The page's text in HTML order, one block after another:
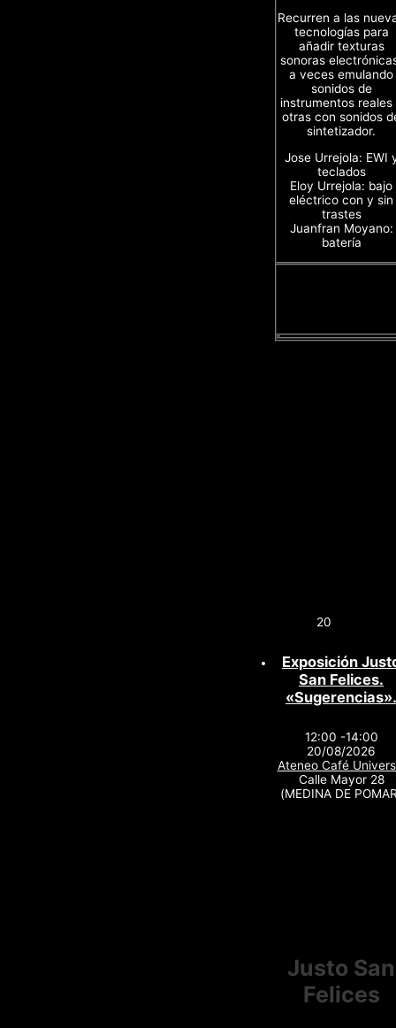
Recurren a las
tecnologías para
añadir texturas
sonoras
a veces emulando
sonidos de
instrumentos reales
otras con sonidos
sintetizador.
Jose Urrejola: EWI
teclados
Eloy Urrejola: bajo
eléctrico con y sin
trastes
Juanfran Moyano:
batería
20
Exposición
San Felices.
«Sugerencias».
12:00 -14:00
20/08/2026
Ateneo Café
Calle Mayor 28
(MEDINA DE
Justo San
Felices